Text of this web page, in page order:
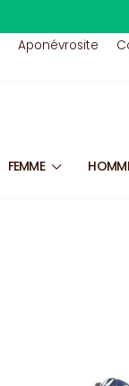
Aponévrosite
FEMME